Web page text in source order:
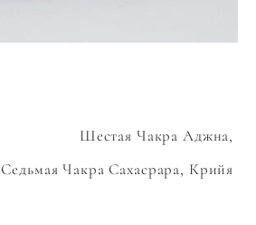
Шестая Чакра Аджна,
Седьмая Чакра Сахасрара, Крийя